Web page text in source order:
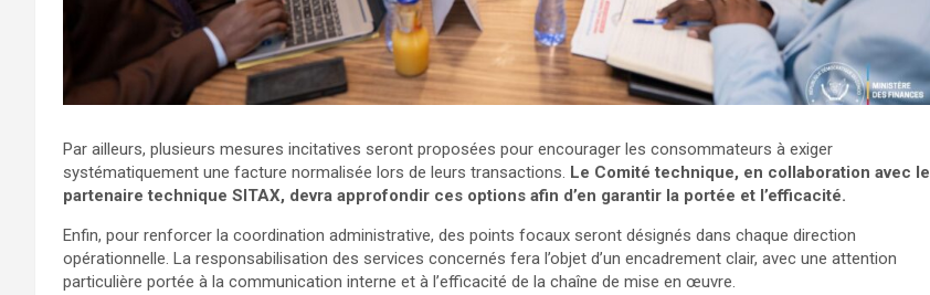
Par ailleurs, plusieurs mesures incitatives seront proposées pour encourager les consommateurs à exiger
systématiquement une facture normalisée lors de leurs transactions. Le Comité technique, en collaboration avec le
partenaire technique SITAX, devra approfondir ces options afin d’en garantir la portée et l’efficacité.
Enfin, pour renforcer la coordination administrative, des points focaux seront désignés dans chaque direction
opérationnelle. La responsabilisation des services concernés fera l’objet d’un encadrement clair, avec une attention
particulière portée à la communication interne et à l’efficacité de la chaîne de mise en œuvre.